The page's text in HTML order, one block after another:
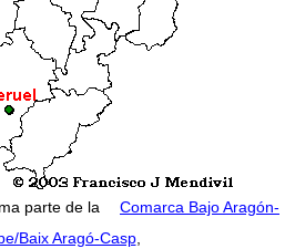
parte de la
Comarca Bajo Aragón-
Baix Aragó-Casp,